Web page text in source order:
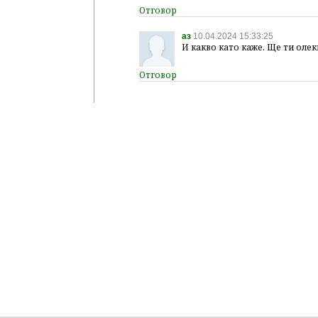
аз 10.04.2024 15:33:25
И какво като каже. Ще ти